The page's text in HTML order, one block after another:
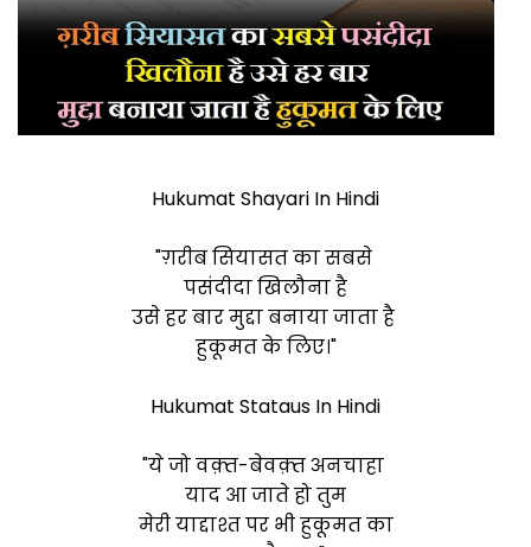
Hukumat Shayari In Hindi
"ग़रीब सियासत का सबसे
पसंदीदा खिलौना है
उसे हर बार मुद्दा बनाया जाता है
हुकूमत के लिए।"
Hukumat Stataus In Hindi
"ये जो वक़्त-बेवक़्त अनचाहा
याद आ जाते हो तुम
मेरी याद्दाश्त पर भी हुकूमत का